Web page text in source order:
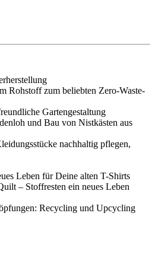
Rohstoff zum beliebten Zero-Waste-
Gartengestaltung
und Bau von Nistkästen aus
nachhaltig pflegen,
Leben für Deine alten T-Shirts
– Stoffresten ein neues Leben
Recycling und Upcycling